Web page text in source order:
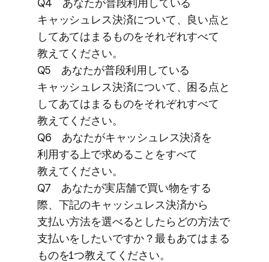
キャッシュレス決済に​ついて、​良い​点と​
して​あては​まる​ものを​それぞれすべて​
教えてください。
Q5 あなたが​普段利用している​
キャッシュレス決済に​ついて、​困る​点と​
して​あては​まる​ものを​それぞれすべて​
教えてください。
Q6 あなたが​キャッシュレス決済を​
利用する​上で​求める​ことを​すべて​
教えてください。
Q7 あなたが​実店舗で​買い物を​する​
際、​下記の​キャッシュレス決済から​
支払い方​法を​選べるとしたらどの​方法で​
支払いを​したいですか？​最も​あては​まる​
ものを​1つ​教えてください。